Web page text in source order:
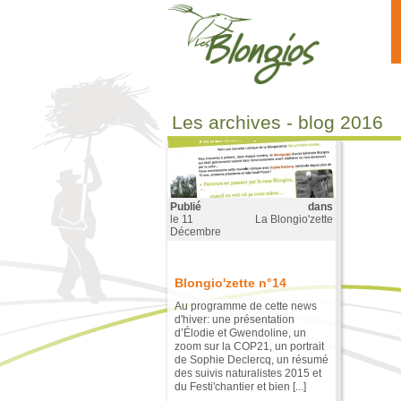
Les archives - blog 2016
Publié
le 11
Décembre
dans
La Blongio'zette
Blongio'zette n°14
Au programme de cette news
d'hiver: une présentation
d’Élodie et Gwendoline, un
zoom sur la COP21, un portrait
de Sophie Declercq, un résumé
des suivis naturalistes 2015 et
du Festi'chantier et bien [...]